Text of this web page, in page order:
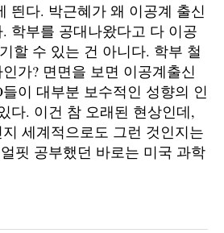
띈다. 박근혜가 왜 이공계 출신
학부를 공대나왔다고 다 이공
할 수 있는 건 아니다. 학부 철
가? 면면을 보면 이공계출신
이 대부분 보수적인 성향의 인
다. 이건 참 오래된 현상인데,
세계적으로도 그런 것인지는
핏 공부했던 바로는 미국 과학